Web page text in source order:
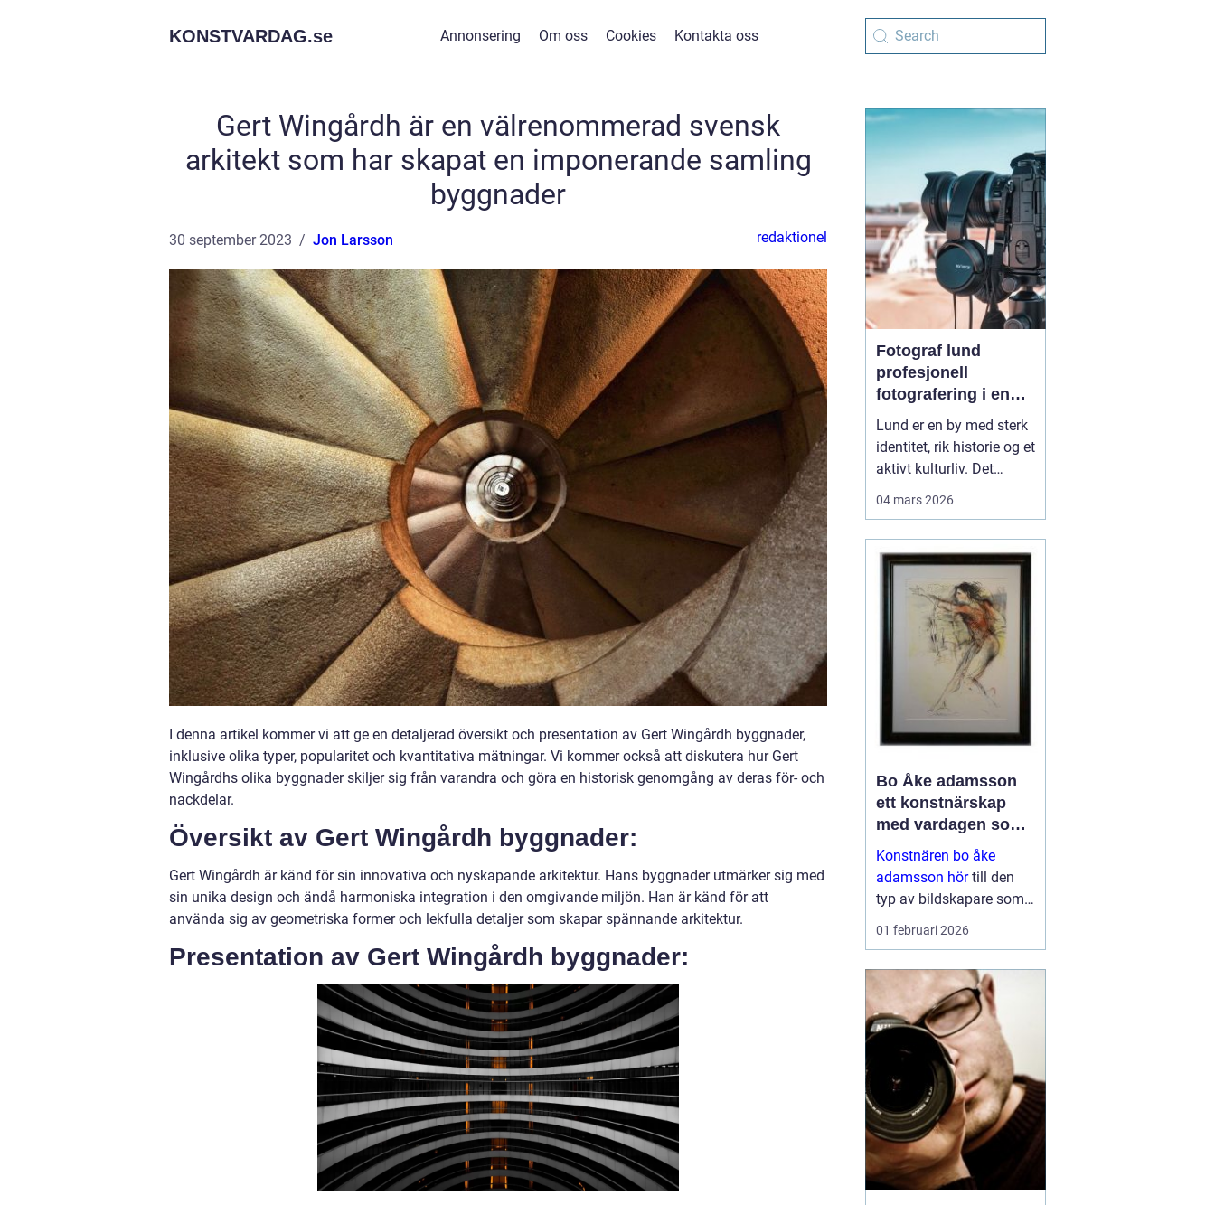
KONSTVARDAG.se Annonsering Om oss Cookies Kontakta oss
Gert Wingårdh är en välrenommerad svensk
arkitekt som har skapat en imponerande samling
byggnader
30 september 2023 Jon Larsson redaktionel
I denna artikel kommer vi att ge en detaljerad översikt och presentation av Gert Wingårdh byggnader,
inklusive olika typer, popularitet och kvantitativa mätningar. Vi kommer också att diskutera hur Gert
Wingårdhs olika byggnader skiljer sig från varandra och göra en historisk genomgång av deras för- och
nackdelar.
Översikt av Gert Wingårdh byggnader:
Gert Wingårdh är känd för sin innovativa och nyskapande arkitektur. Hans byggnader utmärker sig med
sin unika design och ändå harmoniska integration i den omgivande miljön. Han är känd för att
använda sig av geometriska former och lekfulla detaljer som skapar spännande arkitektur.
Presentation av Gert Wingårdh byggnader:
Fotograf lund
profesjonell
fotografering i en
levende
universitetsby
Lund er en by med sterk
identitet, rik historie og et
aktivt kulturliv. Det
kunstneriske portretter
og reklamebilder til
landbruksfoto og
dokumentasjon av
forskning. Når bedrifter,
04 mars 2026
Bo Åke adamsson
ett konstnärskap
med vardagen som
scen
Konstnären bo åke
adamsson hörtill den
typ av bildskapare som
ofta upptäcks av en
galleriutställning eller
bland hundratals namn i
en webbutik. När blicken
väl fastnar st...
01 februari 2026